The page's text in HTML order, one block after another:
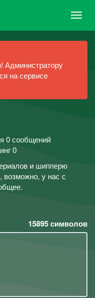
Администратору
на сервисе
0 сообщений
0
и шипперю
возможно, у нас с
15895символов